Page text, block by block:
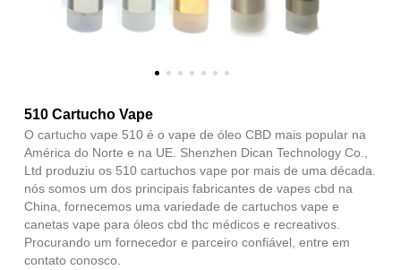
510 Cartucho Vape
O cartucho vape 510 é o vape de óleo CBD mais popular na
América do Norte e na UE. Shenzhen Dican Technology Co.,
Ltd produziu os 510 cartuchos vape por mais de uma década.
nós somos um dos principais fabricantes de vapes cbd na
China, fornecemos uma variedade de cartuchos vape e
canetas vape para óleos cbd thc médicos e recreativos.
Procurando um fornecedor e parceiro confiável, entre em
contato conosco.